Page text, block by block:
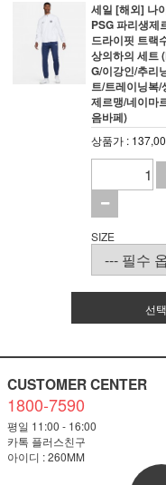
세일 [해외] 나
PSG 파리생제
드라이핏 트랙
상의하의 세트
G/이강인/추리
트/트레이닝복/
제르맹/네이마
음바페)
상품가 :
SIZE
선
CUSTOMER CENTER
1800-7590
평일 11:00 - 16:00
카톡 플러스친구
아이디 : 260MM